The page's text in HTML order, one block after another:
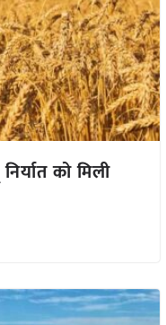
को मिली